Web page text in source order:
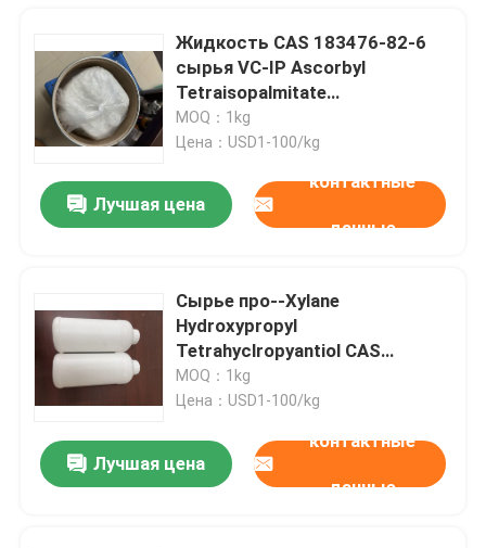
Жидкость CAS 183476-82-6
сырья VC-IP Ascorbyl
Tetraisopalmitate
косметическое ясная
MOQ：1kg
Цена：USD1-100/kg
Лучшая цена
контактные
данные
Сырье про--Xylane
Hydroxypropyl
Tetrahyclropyantiol CAS
439685-79-7 косметическое
MOQ：1kg
Цена：USD1-100/kg
Лучшая цена
контактные
данные